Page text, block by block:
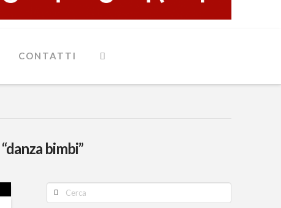
CONTATTI
“danza bimbi”
Cerca